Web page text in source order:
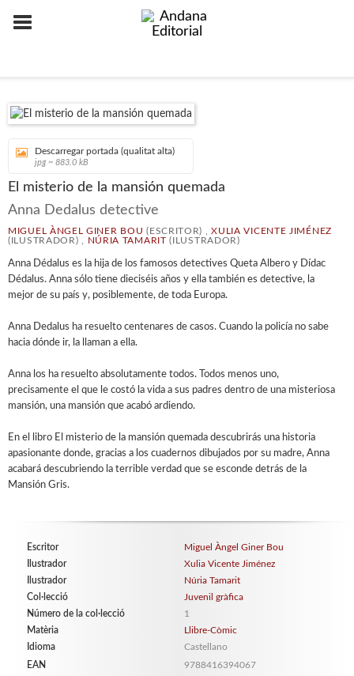
Descarregar portada (qualitat alta)
jpg ~ 883.0 kB
El misterio de la mansión quemada
Anna Dedalus detective
MIGUEL ÀNGEL GINER BOU (ESCRITOR) ,XULIA VICENTE JIMÉNEZ
(ILUSTRADOR) ,
NÚRIA TAMARIT (ILUSTRADOR)
Anna Dédalus es la hija de los famosos detectives Queta Albero y Dídac
Dédalus. Anna sólo tiene dieciséis años y ella también es detective, la
mejor de su país y, posiblemente, de toda Europa.
Anna Dedalus ha resuelto centenares de casos. Cuando la policía no sabe
hacia dónde ir, la llaman a ella.
Anna los ha resuelto absolutamente todos. Todos menos uno,
precisamente el que le costó la vida a sus padres dentro de una misteriosa
mansión, una mansión que acabó ardiendo.
En el libro El misterio de la mansión quemada descubrirás una historia
apasionante donde, gracias a los cuadernos dibujados por su madre, Anna
acabará descubriendo la terrible verdad que se esconde detrás de la
Mansión Gris.
Escritor
Miguel Àngel Giner Bou
Ilustrador
Xulia Vicente Jiménez
Ilustrador
Núria Tamarit
Col·lecció
Juvenil gràfica
Número de la col·lecció
1
Matèria
Llibre-Còmic
Idioma
Castellano
EAN
9788416394067